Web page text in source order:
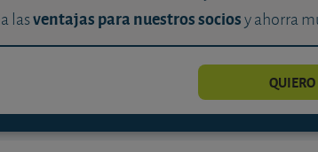
lasventajas para nuestros sociosy ahorra
QUIERO